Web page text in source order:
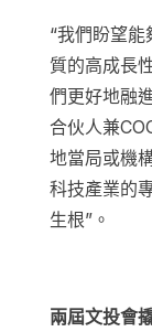
“我們盼望
質的高成長
們更好地融
合伙人兼
地當局或機
科技產業的
生根”。
兩屆文投會